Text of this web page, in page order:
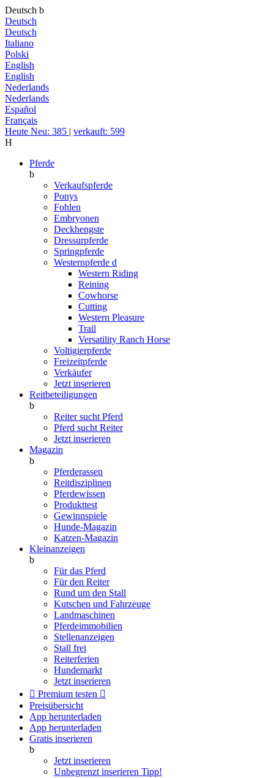
Deutsch b
Deutsch
Deutsch
Italiano
Polski
English
English
Nederlands
Nederlands
Español
Français
Heute Neu: 385 | verkauft: 599
H
Pferde
b
Verkaufspferde
Ponys
Fohlen
Embryonen
Deckhengste
Dressurpferde
Springpferde
Westernpferde d
Western Riding
Reining
Cowhorse
Cutting
Western Pleasure
Trail
Versatility Ranch Horse
Voltigierpferde
Freizeitpferde
Verkäufer
Jetzt inserieren
Reitbeteiligungen
b
Reiter sucht Pferd
Pferd sucht Reiter
Jetzt inserieren
Magazin
b
Pferderassen
Reitdisziplinen
Pferdewissen
Produkttest
Gewinnspiele
Hunde-Magazin
Katzen-Magazin
Kleinanzeigen
b
Für das Pferd
Für den Reiter
Rund um den Stall
Kutschen und Fahrzeuge
Landmaschinen
Pferdeimmobilien
Stellenanzeigen
Stall frei
Reiterferien
Hundemarkt
Jetzt inserieren
 Premium testen 
Preisübersicht
App herunterladen
App herunterladen
Gratis inserieren
b
Jetzt inserieren
Unbegrenzt inserieren Tipp!